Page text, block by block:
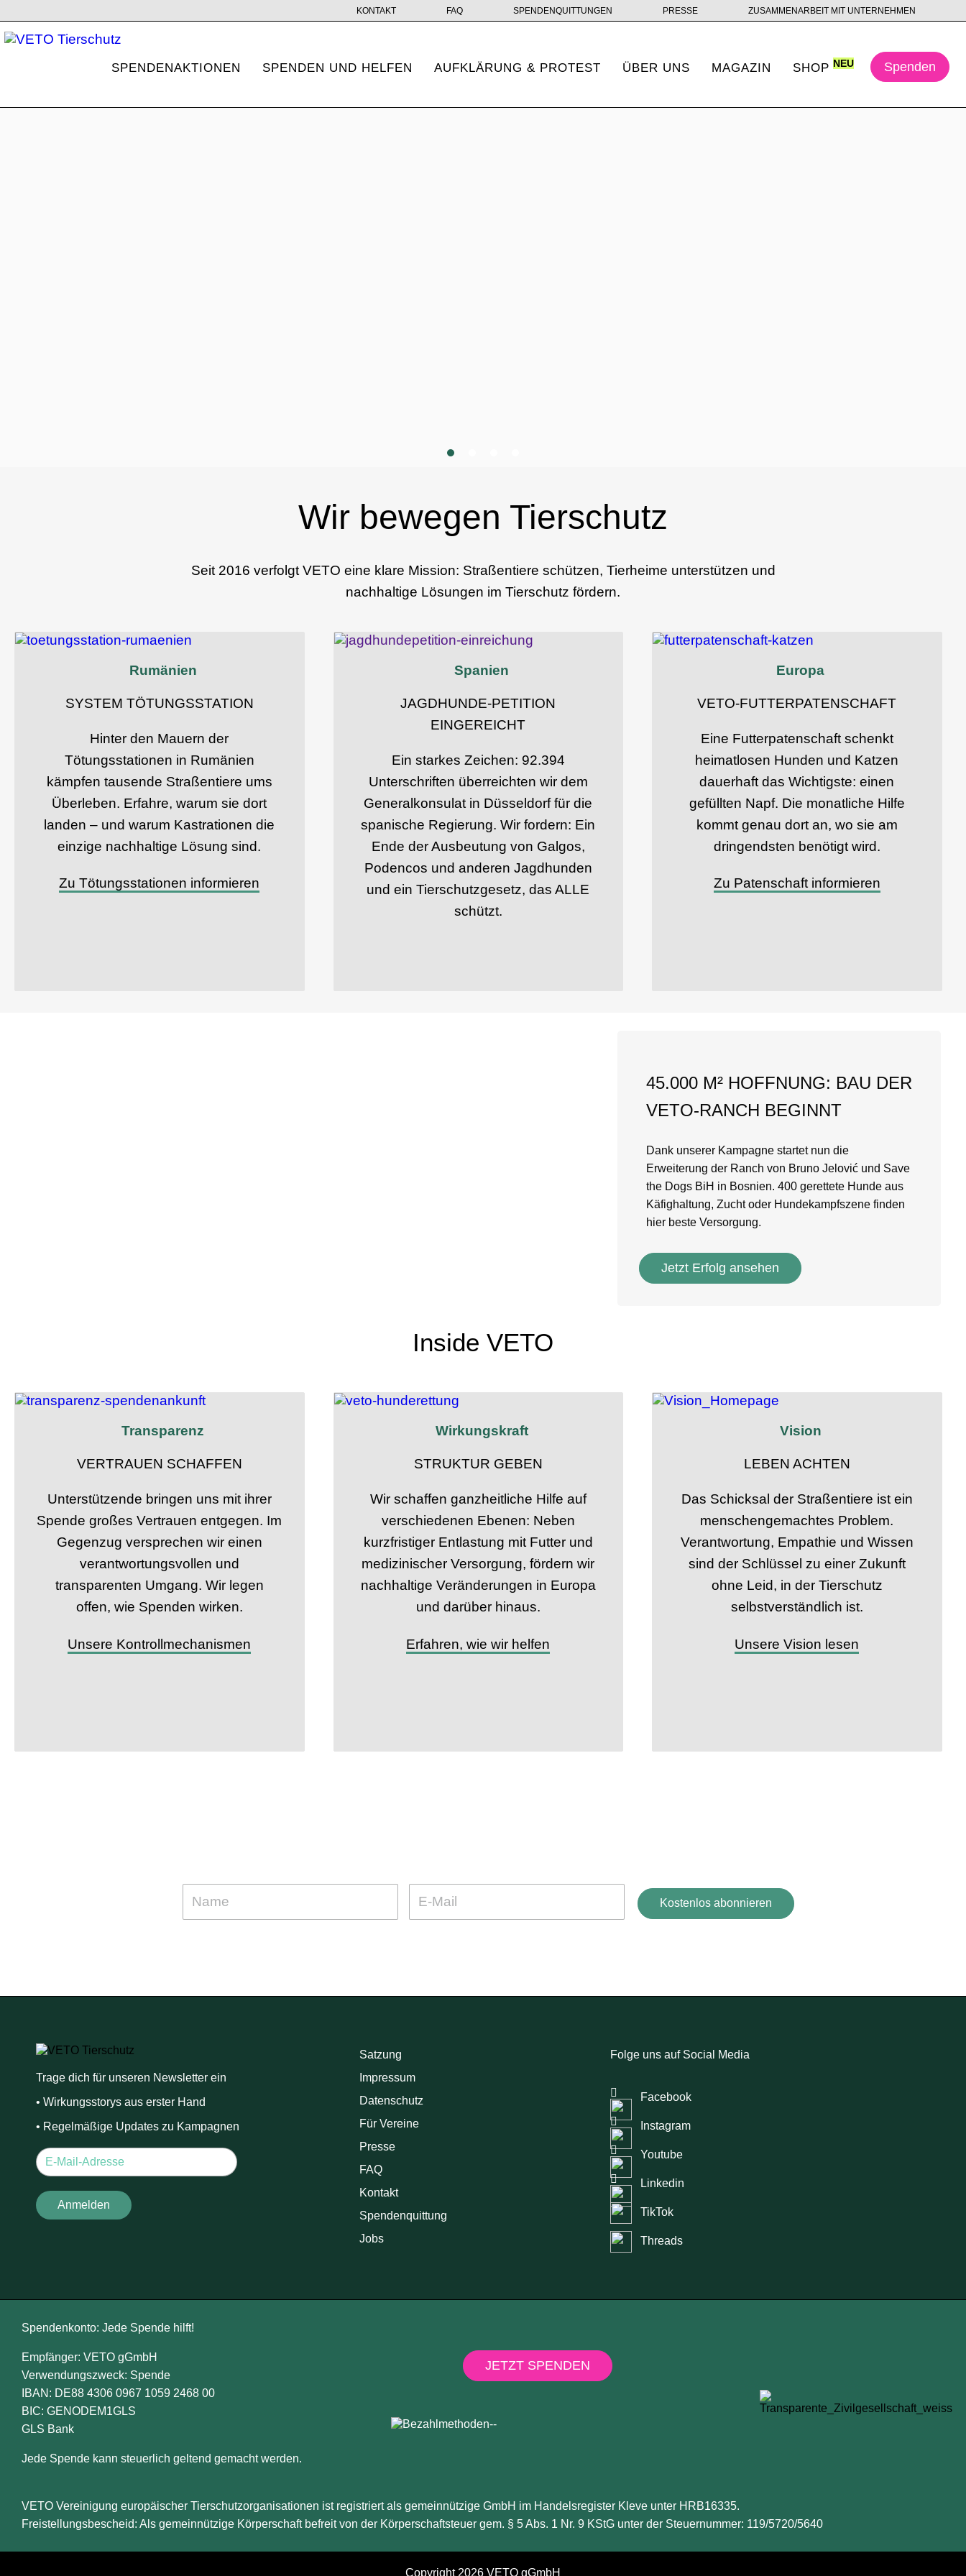
KONTAKT FAQ SPENDENQUITTUNGEN PRESSE ZUSAMMENARBEIT MIT UNTERNEHMEN
SPENDENAKTIONEN SPENDEN UND HELFEN AUFKLÄRUNG & PROTEST ÜBER UNS MAGAZIN SHOP NEU Spenden
Wir bewegen Tierschutz
Seit 2016 verfolgt VETO eine klare Mission: Straßentiere schützen, Tierheime unterstützen und
nachhaltige Lösungen im Tierschutz fördern.
Rumänien
SYSTEM TÖTUNGSSTATION
Hinter den Mauern der
Tötungsstationen in Rumänien
kämpfen tausende Straßentiere ums
Überleben. Erfahre, warum sie dort
landen – und warum Kastrationen die
einzige nachhaltige Lösung sind.
Zu Tötungsstationen informieren
Spanien
JAGDHUNDE-PETITION
EINGEREICHT
Ein starkes Zeichen: 92.394
Unterschriften überreichten wir dem
Generalkonsulat in Düsseldorf für die
spanische Regierung. Wir fordern: Ein
Ende der Ausbeutung von Galgos,
Podencos und anderen Jagdhunden
und ein Tierschutzgesetz, das ALLE
schützt.
Europa
VETO-FUTTERPATENSCHAFT
Eine Futterpatenschaft schenkt
heimatlosen Hunden und Katzen
dauerhaft das Wichtigste: einen
gefüllten Napf. Die monatliche Hilfe
kommt genau dort an, wo sie am
dringendsten benötigt wird.
Zu Patenschaft informieren
45.000 M² HOFFNUNG: BAU DER
VETO-RANCH BEGINNT
Dank unserer Kampagne startet nun die
Erweiterung der Ranch von Bruno Jelović und Save
the Dogs BiH in Bosnien. 400 gerettete Hunde aus
Käfighaltung, Zucht oder Hundekampfszene finden
hier beste Versorgung.
Jetzt Erfolg ansehen
Inside VETO
Transparenz
VERTRAUEN SCHAFFEN
Unterstützende bringen uns mit ihrer
Spende großes Vertrauen entgegen. Im
Gegenzug versprechen wir einen
verantwortungsvollen und
transparenten Umgang. Wir legen
offen, wie Spenden wirken.
Unsere Kontrollmechanismen
Wirkungskraft
STRUKTUR GEBEN
Wir schaffen ganzheitliche Hilfe auf
verschiedenen Ebenen: Neben
kurzfristiger Entlastung mit Futter und
medizinischer Versorgung, fördern wir
nachhaltige Veränderungen in Europa
und darüber hinaus.
Erfahren, wie wir helfen
Vision
LEBEN ACHTEN
Das Schicksal der Straßentiere ist ein
menschengemachtes Problem.
Verantwortung, Empathie und Wissen
sind der Schlüssel zu einer Zukunft
ohne Leid, in der Tierschutz
selbstverständlich ist.
Unsere Vision lesen
Trage dich für unseren Newsletter ein
• Wirkungsstorys aus erster Hand
• Regelmäßige Updates zu Kampagnen
Satzung
Impressum
Datenschutz
Für Vereine
Presse
FAQ
Kontakt
Spendenquittung
Jobs
Folge uns auf Social Media
Facebook
Instagram
Youtube
Linkedin
TikTok
Threads
Spendenkonto: Jede Spende hilft!
Empfänger: VETO gGmbH
Verwendungszweck: Spende
IBAN: DE88 4306 0967 1059 2468 00
BIC: GENODEM1GLS
GLS Bank
Jede Spende kann steuerlich geltend gemacht werden.
JETZT SPENDEN
VETO Vereinigung europäischer Tierschutzorganisationen ist registriert als gemeinnützige GmbH im Handelsregister Kleve unter HRB16335.
Freistellungsbescheid: Als gemeinnützige Körperschaft befreit von der Körperschaftsteuer gem. § 5 Abs. 1 Nr. 9 KStG unter der Steuernummer: 119/5720/5640
Copyright 2026 VETO gGmbH